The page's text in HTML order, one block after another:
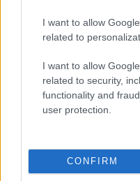
I want to allow
related to
I want to allow
related to security,
functionality and
user protection.
CONFIRM
07·08·2026 16:32
που δεν τις ξεχνάς
εικόνα από τον γάμο